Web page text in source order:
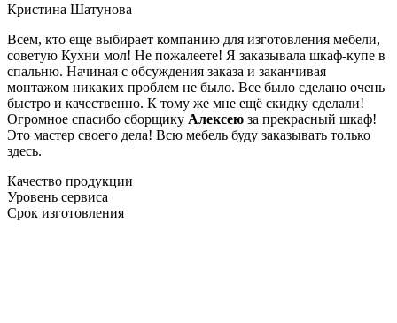
Кристина Шатунова
Всем, кто еще выбирает компанию для изготовления мебели,
советую Кухни мол! Не пожалеете! Я заказывала шкаф-купе в
спальню. Начиная с обсуждения заказа и заканчивая
монтажом никаких проблем не было. Все было сделано очень
быстро и качественно. К тому же мне ещё скидку сделали!
Огромное спасибо сборщику Алексею за прекрасный шкаф!
Это мастер своего дела! Всю мебель буду заказывать только
здесь.
Качество продукции
Уровень сервиса
Срок изготовления